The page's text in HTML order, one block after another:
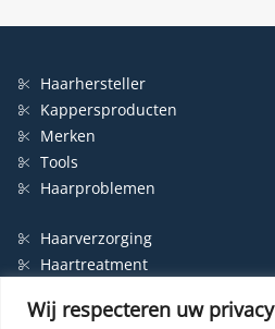
Wij respecteren uw privacy
Haarhersteller
Kappersproducten
Merken
Tools
Haarproblemen
Haarverzorging
Haartreatment
Styling